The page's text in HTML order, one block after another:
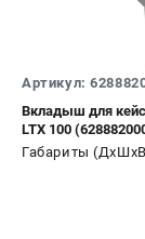
Артикул:
Вкладыш для
LTX 100
Габариты